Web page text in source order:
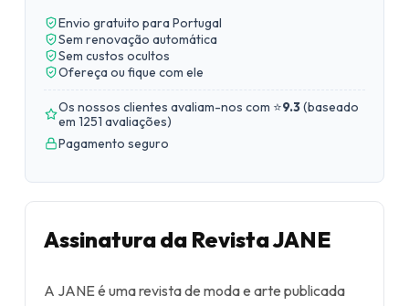
Envio gratuito para Portugal
Sem renovação automática
Sem custos ocultos
Ofereça ou fique com ele
Os nossos clientes avaliam-nos com ⭐9.3(baseado
em 1251 avaliações)
Pagamento seguro
Assinatura da Revista JANE
A JANE é uma revista de moda e arte publicada